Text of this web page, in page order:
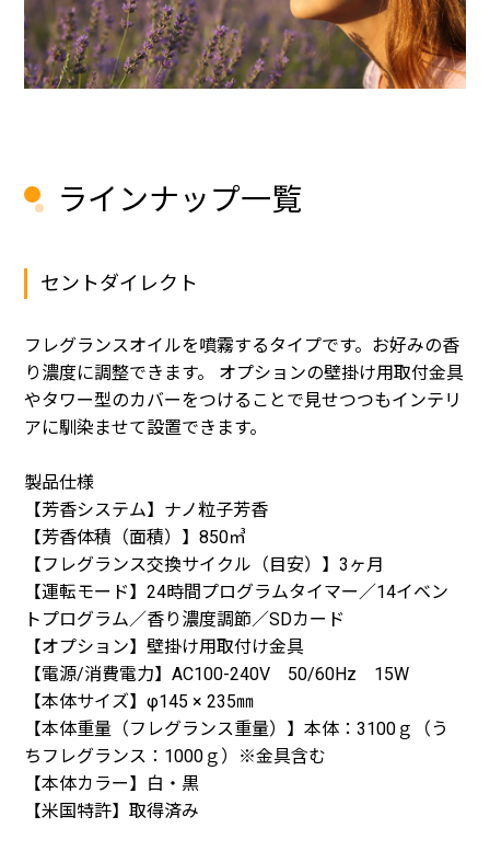
ラインナップ一覧
セントダイレクト
フレグランスオイルを噴霧するタイプです。お好みの香
り濃度に調整できます。 オプションの壁掛け用取付金具
やタワー型のカバーをつけることで見せつつもインテリ
アに馴染ませて設置できます。
製品仕様
【芳香システム】ナノ粒子芳香
【芳香体積（面積）】850㎥
【フレグランス交換サイクル（目安）】3ヶ月
【運転モード】24時間プログラムタイマー／14イベン
トプログラム／香り濃度調節／SDカード
【オプション】壁掛け用取付け金具
【電源/消費電力】AC100-240V 50/60Hz 15W
【本体サイズ】φ145 × 235㎜
【本体重量（フレグランス重量）】本体：3100ｇ（う
ちフレグランス：1000ｇ）※金具含む
【本体カラー】白・黒
【米国特許】取得済み